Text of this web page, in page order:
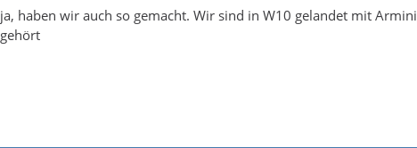
ja, haben wir auch so gemacht. Wir sind in W10 gelandet mit
gehört